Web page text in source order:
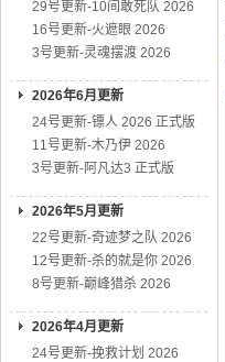
29号更新-10间敢死队 2026
16号更新-火遮眼 2026
3号更新-灵魂摆渡 2026
2026年6月更新
24号更新-镖人 2026 正式版
11号更新-木乃伊 2026
3号更新-阿凡达3 正式版
2026年5月更新
22号更新-奇迹梦之队 2026
12号更新-杀的就是你 2026
8号更新-巅峰猎杀 2026
2026年4月更新
24号更新-挽救计划 2026